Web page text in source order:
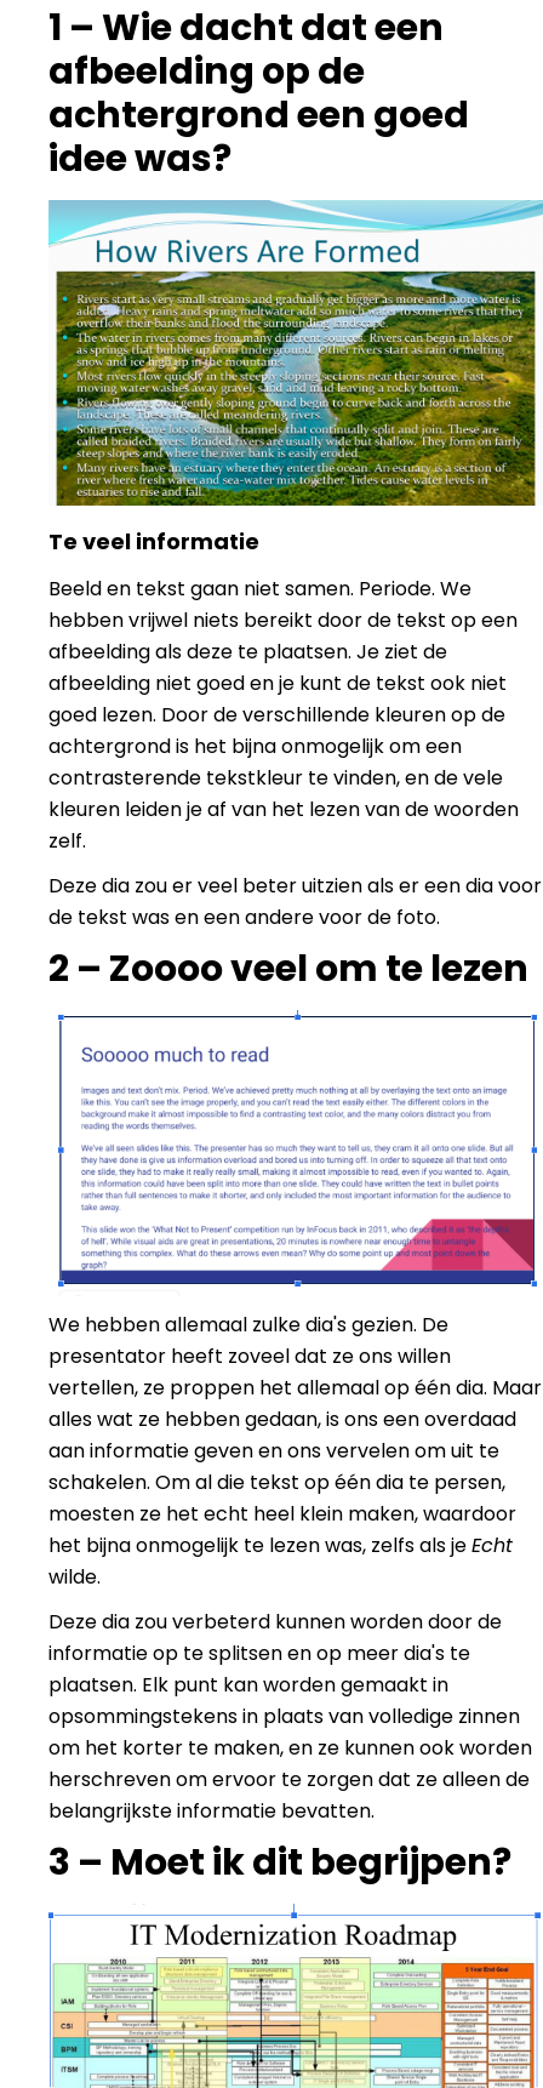
1 – Wie dacht dat een
afbeelding op de
achtergrond een goed
idee was?
Te veel informatie
Beeld en tekst gaan niet samen. Periode. We
hebben vrijwel niets bereikt door de tekst op een
afbeelding als deze te plaatsen. Je ziet de
afbeelding niet goed en je kunt de tekst ook niet
goed lezen. Door de verschillende kleuren op de
achtergrond is het bijna onmogelijk om een
contrasterende tekstkleur te vinden, en de vele
kleuren leiden je af van het lezen van de woorden
zelf.
Deze dia zou er veel beter uitzien als er een dia voor
de tekst was en een andere voor de foto.
2 – Zoooo veel om te lezen
We hebben allemaal zulke dia's gezien. De
presentator heeft zoveel dat ze ons willen
vertellen, ze proppen het allemaal op één dia. Maar
alles wat ze hebben gedaan, is ons een overdaad
aan informatie geven en ons vervelen om uit te
schakelen. Om al die tekst op één dia te persen,
moesten ze het echt heel klein maken, waardoor
het bijna onmogelijk te lezen was, zelfs als jeEcht
wilde.
Deze dia zou verbeterd kunnen worden door de
informatie op te splitsen en op meer dia's te
plaatsen. Elk punt kan worden gemaakt in
opsommingstekens in plaats van volledige zinnen
om het korter te maken, en ze kunnen ook worden
herschreven om ervoor te zorgen dat ze alleen de
belangrijkste informatie bevatten.
3 – Moet ik dit begrijpen?